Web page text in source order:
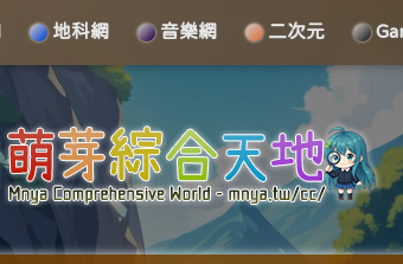
地科網 音樂網 二次元